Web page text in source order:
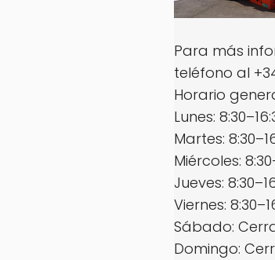
Para más
teléfono al
Horario
Lunes:
Martes:
Miércoles:
Jueves:
Viernes:
Sábado:
Domingo: